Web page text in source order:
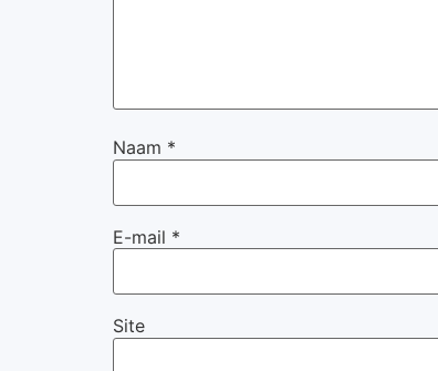
Naam *
E-mail *
Site